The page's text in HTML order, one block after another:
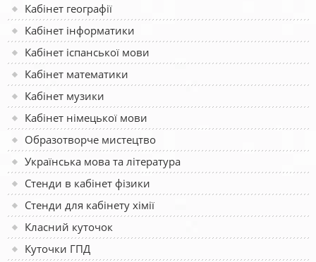
Кабінет географії
Кабінет інформатики
Кабінет іспанської мови
Кабінет математики
Кабінет музики
Кабінет німецької мови
Образотворче мистецтво
Українська мова та література
Стенди в кабінет фізики
Стенди для кабінету хімії
Класний куточок
Куточки ГПД